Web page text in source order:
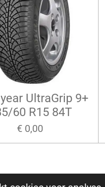
UltraGrip 9+
60 R15 84T
€ 0,00